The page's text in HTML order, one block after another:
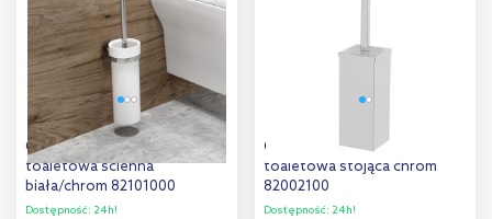
Oltens Gulfoss szczotka
toaletowa ścienna
biała/chrom 82101000
Dostępność: 24h!
Oltens Tved szczotka
toaletowa stojąca chrom
82002100
Dostępność: 24h!